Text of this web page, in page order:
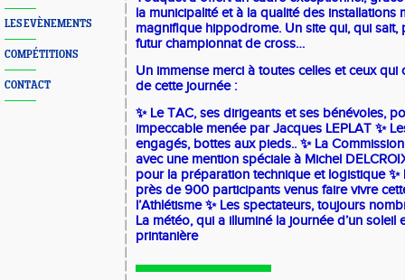
LES EVÈNEMENTS
COMPÉTITIONS
CONTACT
la municipalité et à la qualité des installations
magnifique hippodrome. Un site qui, qui sait,
futur championnat de cross…
Un immense merci à toutes celles et ceux
de cette journée :
✨ Le TAC, ses dirigeants et ses bénévoles,
impeccable menée par Jacques LEPLAT ✨
engagés, bottes aux pieds.. ✨ La
avec une mention spéciale à Michel
pour la préparation technique et logistique ✨
près de 900 participants venus faire vivre
l’Athlétisme ✨ Les spectateurs, toujours
La météo, qui a illuminé la journée d’un soleil
printanière